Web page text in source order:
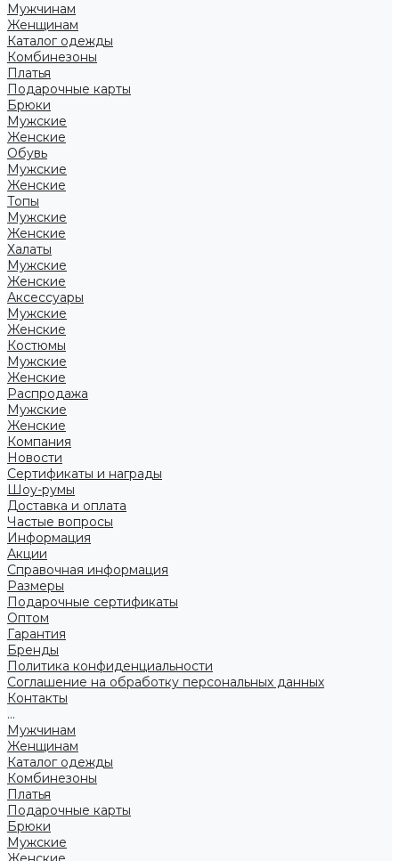
Мужчинам
Женщинам
Каталог одежды
Комбинезоны
Платья
Подарочные карты
Брюки
Мужские
Женские
Обувь
Мужские
Женские
Топы
Мужские
Женские
Халаты
Мужские
Женские
Аксессуары
Мужские
Женские
Костюмы
Мужские
Женские
Распродажа
Мужские
Женские
Компания
Новости
Сертификаты и награды
Шоу-румы
Доставка и оплата
Частые вопросы
Информация
Акции
Справочная информация
Размеры
Подарочные сертификаты
Оптом
Гарантия
Бренды
Политика конфиденциальности
Соглашение на обработку персональных данных
Контакты
...
Мужчинам
Женщинам
Каталог одежды
Комбинезоны
Платья
Подарочные карты
Брюки
Мужские